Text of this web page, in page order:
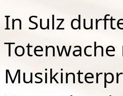
In Sulz